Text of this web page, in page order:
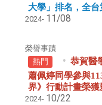
大學」排名，全
2024- 11/08
榮譽事蹟
熱門
恭賀醫
蕭佩婷同學參與
界》行動計畫榮獲
2024- 10/22